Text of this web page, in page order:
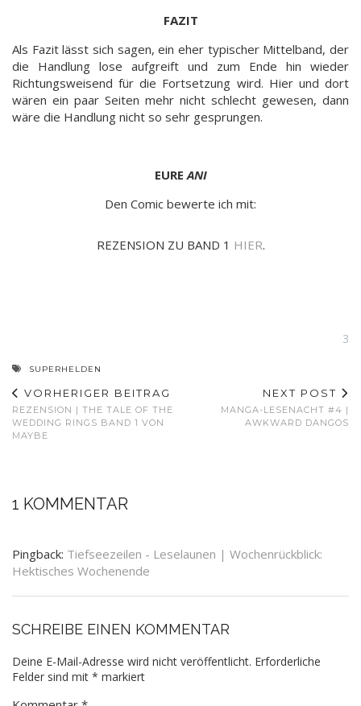
FAZIT
Als Fazit lässt sich sagen, ein eher typischer Mittelband, der
die Handlung lose aufgreift und zum Ende hin wieder
Richtungsweisend für die Fortsetzung wird. Hier und dort
wären ein paar Seiten mehr nicht schlecht gewesen, dann
wäre die Handlung nicht so sehr gesprungen.
EUREANI
Den Comic bewerte ich mit:
REZENSION ZU BAND 1 HIER.
3
SUPERHELDEN
VORHERIGER BEITRAG
REZENSION | THE TALE OF THE
WEDDING RINGS BAND 1 VON
MAYBE
NEXT POST
MANGA-LESENACHT #4 |
AWKWARD DANGOS
1 KOMMENTAR
Pingback: Tiefseezeilen - Leselaunen | Wochenrückblick:
Hektisches Wochenende
SCHREIBE EINEN KOMMENTAR
Deine E-Mail-Adresse wird nicht veröffentlicht. Erforderliche
Felder sind mit * markiert